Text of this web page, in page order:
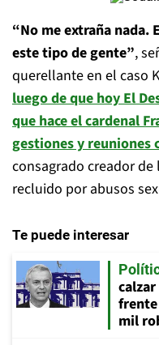
“No me extraña nada.
este tipo de gente”,
querellante en el caso
luego de que hoy El
que hace el cardenal
gestiones y reuniones
consagrado creador
recluido por abusos
Te puede interesar
mil